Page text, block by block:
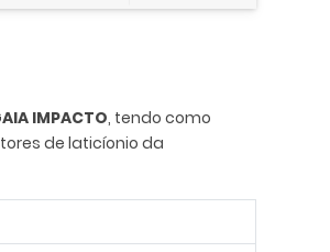
IMPACTO, tendo como
de laticíonio da